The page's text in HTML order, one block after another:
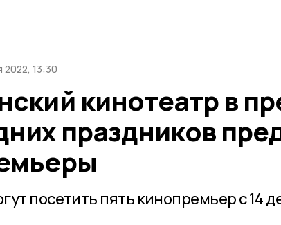
2022, 13:30
кинотеатр в
праздников
посетить пять кинопремьер с 14